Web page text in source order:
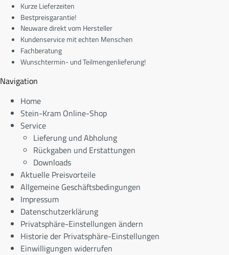
Kurze Lieferzeiten
Bestpreisgarantie!
Neuware direkt vom Hersteller
Kundenservice mit echten Menschen
Fachberatung
Wunschtermin- und Teilmengenlieferung!
Navigation
Home
Stein-Kram Online-Shop
Service
Lieferung und Abholung
Rückgaben und Erstattungen
Downloads
Aktuelle Preisvorteile
Allgemeine Geschäftsbedingungen
Impressum
Datenschutzerklärung
Privatsphäre-Einstellungen ändern
Historie der Privatsphäre-Einstellungen
Einwilligungen widerrufen